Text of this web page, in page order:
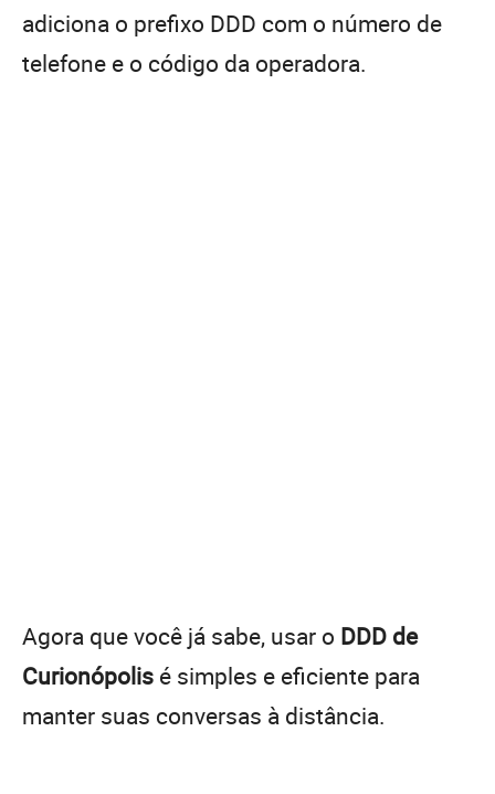
adiciona o prefixo DDD com o número de
telefone e o código da operadora.
Agora que você já sabe, usar o DDD de
Curionópolis é simples e eficiente para
manter suas conversas à distância.